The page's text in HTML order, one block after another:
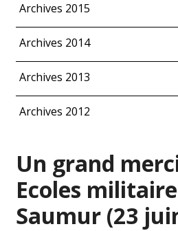
Archives 2015
Archives 2014
Archives 2013
Archives 2012
Un grand
Ecoles
Saumur (23